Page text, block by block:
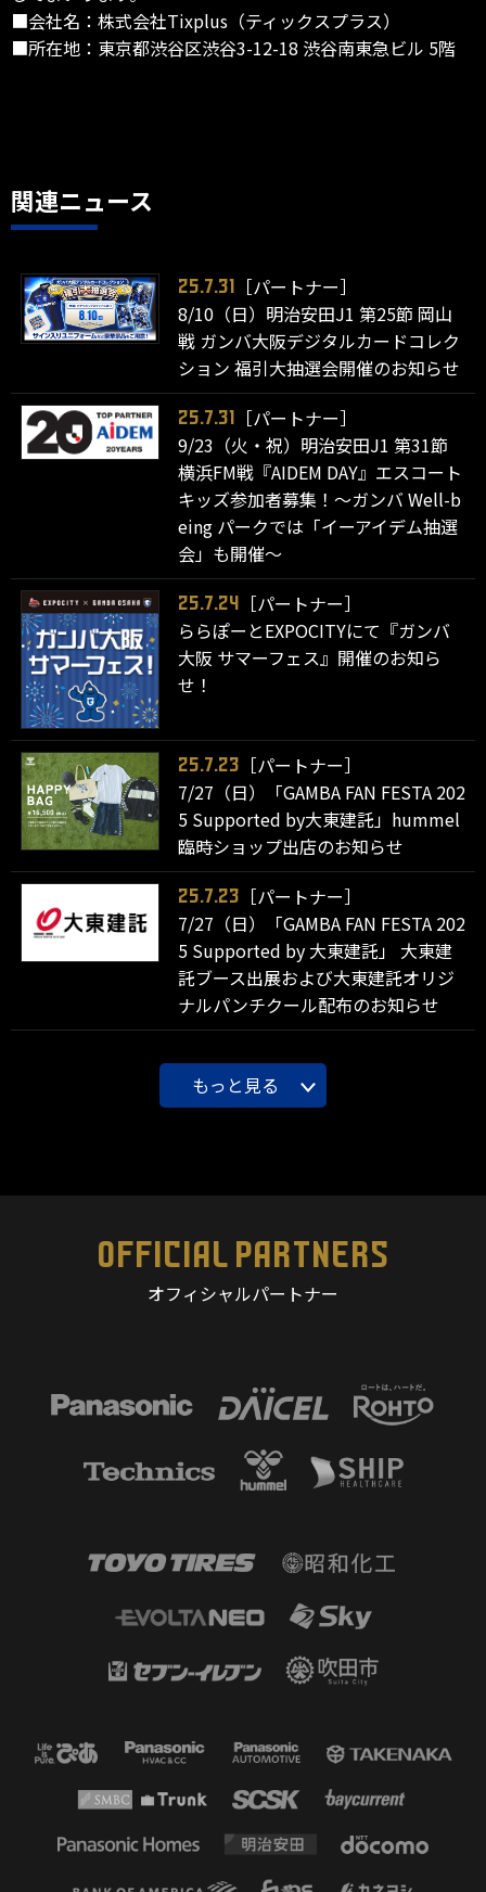
■会社名：株式会社Tixplus（ティックスプラス）
■所在地：東京都渋谷区渋谷3-12-18 渋谷南東急ビル 5階
関連ニュース
25.7.31
［パートナー］
8/10（日）明治安田J1 第25節 岡山
戦 ガンバ大阪デジタルカードコレク
ション 福引大抽選会開催のお知らせ
25.7.31
［パートナー］
9/23（火・祝）明治安田J1 第31節
横浜FM戦『AIDEM DAY』エスコート
キッズ参加者募集！～ガンバ Well-b
eing パークでは「イーアイデム抽選
会」も開催～
25.7.24
［パートナー］
ららぽーとEXPOCITYにて『ガンバ
大阪 サマーフェス』開催のお知ら
せ！
25.7.23
［パートナー］
7/27（日）「GAMBA FAN FESTA 202
5 Supported by大東建託」hummel
臨時ショップ出店のお知らせ
25.7.23
［パートナー］
7/27（日）「GAMBA FAN FESTA 202
5 Supported by 大東建託」 大東建
託ブース出展および大東建託オリジ
ナルパンチクール配布のお知らせ
もっと見る
OFFICIAL PARTNERS
オフィシャルパートナー